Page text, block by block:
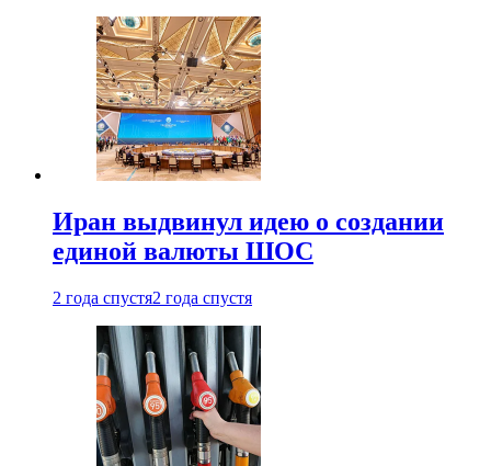
Иран выдвинул идею о создании
единой валюты ШОС
2 года спустя2 года спустя